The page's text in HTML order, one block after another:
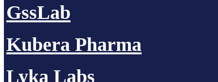
GssLab
Kubera Pharma
Lyka Labs